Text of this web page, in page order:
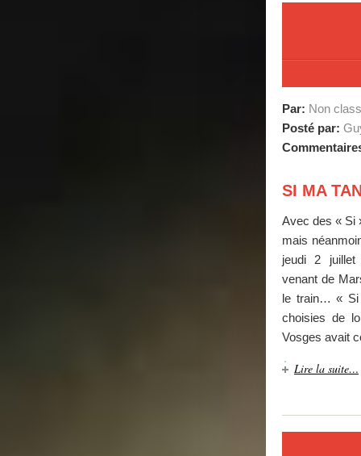
Par: Non
Posté par:
SI MA
Avec des « Si
mais
jeudi 2
venant de
le train… « Si
choisies de
Vosges avait
Lire la suite…